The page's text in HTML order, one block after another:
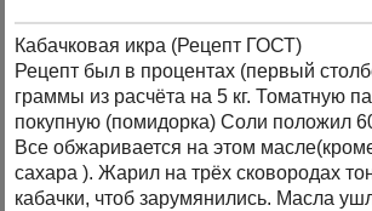
Кабачковая икра (Рецепт ГОСТ)
Рецепт был в процентах (первый
граммы из расчёта на 5 кг. Томатную
покупную (помидорка) Соли положил
Все обжаривается на этом
сахара ). Жарил на трёх сковородах
кабачки, чтоб зарумянились. Масла